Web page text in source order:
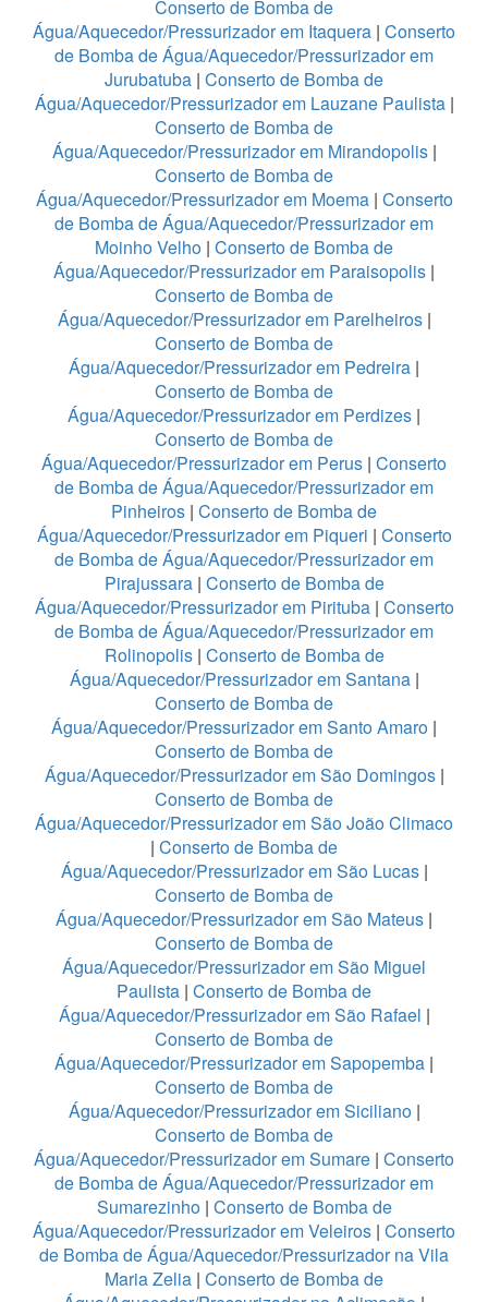
Conserto de Bomba de
Água/Aquecedor/Pressurizador em Itaquera | Conserto
de Bomba de Água/Aquecedor/Pressurizador em
Jurubatuba | Conserto de Bomba de
Água/Aquecedor/Pressurizador em Lauzane Paulista |
Conserto de Bomba de
Água/Aquecedor/Pressurizador em Mirandopolis|
Conserto de Bomba de
Água/Aquecedor/Pressurizador em Moema| Conserto
de Bomba de Água/Aquecedor/Pressurizador em
Moinho Velho | Conserto de Bomba de
Água/Aquecedor/Pressurizador em Paraisopolis |
Conserto de Bomba de
Água/Aquecedor/Pressurizador em Parelheiros|
Conserto de Bomba de
Água/Aquecedor/Pressurizador em Pedreira |
Conserto de Bomba de
Água/Aquecedor/Pressurizador em Perdizes |
Conserto de Bomba de
Água/Aquecedor/Pressurizador em Perus | Conserto
de Bomba de Água/Aquecedor/Pressurizador em
Pinheiros | Conserto de Bomba de
Água/Aquecedor/Pressurizador em Piqueri | Conserto
de Bomba de Água/Aquecedor/Pressurizador em
Pirajussara| Conserto de Bomba de
Água/Aquecedor/Pressurizador em Pirituba| Conserto
de Bomba de Água/Aquecedor/Pressurizador em
Rolinopolis| Conserto de Bomba de
Água/Aquecedor/Pressurizador em Santana|
Conserto de Bomba de
Água/Aquecedor/Pressurizador em Santo Amaro |
Conserto de Bomba de
Água/Aquecedor/Pressurizador em São Domingos|
Conserto de Bomba de
Água/Aquecedor/Pressurizador em São João Climaco
| Conserto de Bomba de
Água/Aquecedor/Pressurizador em São Lucas|
Conserto de Bomba de
Água/Aquecedor/Pressurizador em São Mateus |
Conserto de Bomba de
Água/Aquecedor/Pressurizador em São Miguel
Paulista | Conserto de Bomba de
Água/Aquecedor/Pressurizador em São Rafael |
Conserto de Bomba de
Água/Aquecedor/Pressurizador em Sapopemba |
Conserto de Bomba de
Água/Aquecedor/Pressurizador em Siciliano|
Conserto de Bomba de
Água/Aquecedor/Pressurizador em Sumare | Conserto
de Bomba de Água/Aquecedor/Pressurizador em
Sumarezinho| Conserto de Bomba de
Água/Aquecedor/Pressurizador em Veleiros | Conserto
de Bomba de Água/Aquecedor/Pressurizador na Vila
Maria Zelia | Conserto de Bomba de